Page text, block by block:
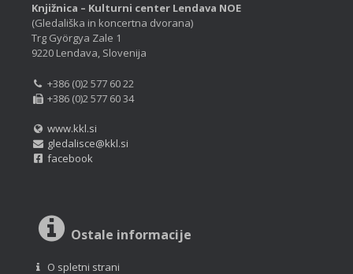
Knjižnica – Kulturni center Lendava NOE
(Gledališka in koncertna dvorana)
Trg Györgya Zale 1
9220 Lendava, Slovenija
+386 (0)2 577 60 22
+386 (0)2 577 60 34
www.kkl.si
gledalisce@kkl.si
facebook
Ostale informacije
O spletni strani